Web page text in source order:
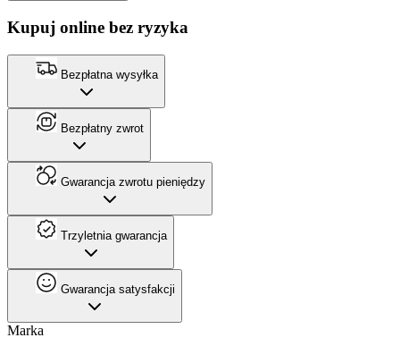
Kupuj online bez ryzyka
Bezpłatna wysyłka
Bezpłatny zwrot
Gwarancja zwrotu pieniędzy
Trzyletnia gwarancja
Gwarancja satysfakcji
Marka